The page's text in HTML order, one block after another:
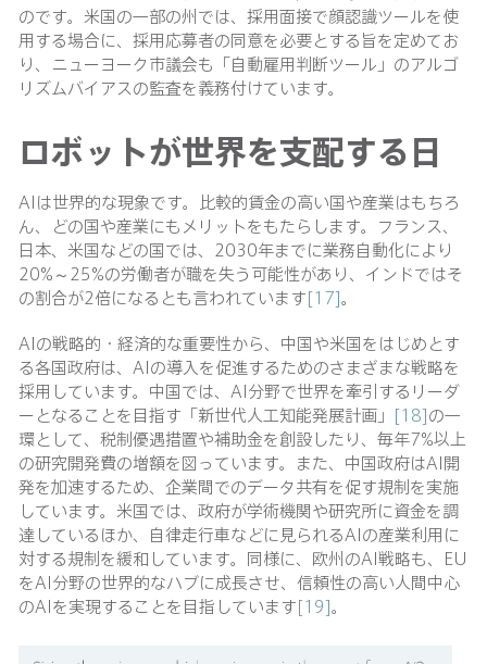
のです。米国の一部の州では、採用面接で顔認識ツールを使
用する場合に、採用応募者の同意を必要とする旨を定めてお
り、ニューヨーク市議会も「自動雇用判断ツール」のアルゴ
リズムバイアスの監査を義務付けています。
ロボットが世界を支配する日
AIは世界的な現象です。比較的賃金の高い国や産業はもちろ
ん、どの国や産業にもメリットをもたらします。フランス、
日本、米国などの国では、2030年までに業務自動化により
20%～25%の労働者が職を失う可能性があり、インドではそ
の割合が2倍になるとも言われています[17]。
AIの戦略的・経済的な重要性から、中国や米国をはじめとす
る各国政府は、AIの導入を促進するためのさまざまな戦略を
採用しています。中国では、AI分野で世界を牽引するリーダ
ーとなることを目指す「新世代人工知能発展計画」 [18]の一
環として、税制優遇措置や補助金を創設したり、毎年7%以上
の研究開発費の増額を図っています。また、中国政府はAI開
発を加速するため、企業間でのデータ共有を促す規制を実施
しています。米国では、政府が学術機関や研究所に資金を調
達しているほか、自律走行車などに見られるAIの産業利用に
対する規制を緩和しています。同様に、欧州のAI戦略も、EU
をAI分野の世界的なハブに成長させ、信頼性の高い人間中心
のAIを実現することを目指しています[19]。